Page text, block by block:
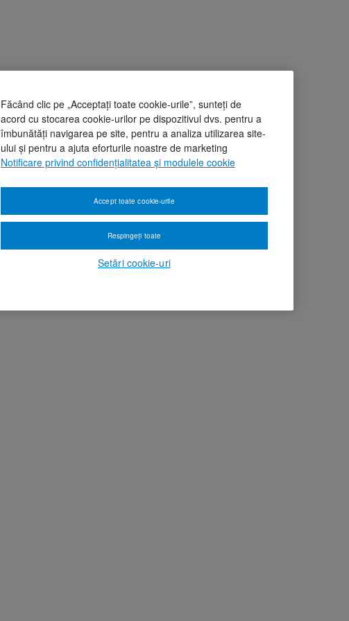
Făcând clic pe „Acceptați toate cookie-urile”, sunteți de
acord cu stocarea cookie-urilor pe dispozitivul dvs. pentru a
îmbunătăți navigarea pe site, pentru a analiza utilizarea site-
ului și pentru a ajuta eforturile noastre de marketing
Notificare privind confidențialitatea și modulele cookie
Setări cookie-uri
Respingeți toate
Accept toate cookie-urile